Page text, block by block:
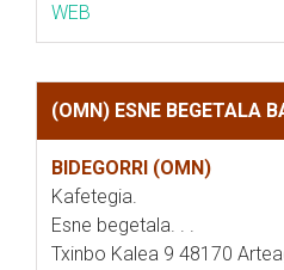
WEB
(OMN) ESNE BEGETALA
BIDEGORRI (OMN)
Kafetegia.
Esne begetala. . .
Txinbo Kalea 9 48170